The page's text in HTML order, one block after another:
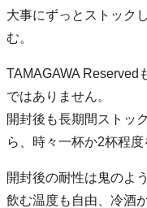
大事にずっとストック
む。
TAMAGAWA Reserved
ではありません。
開封後も長期間ストッ
ら、時々一杯か2杯程度
開封後の耐性は鬼のよ
飲む温度も自由、冷酒